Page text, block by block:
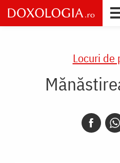
Skip
to
main
Locuri de